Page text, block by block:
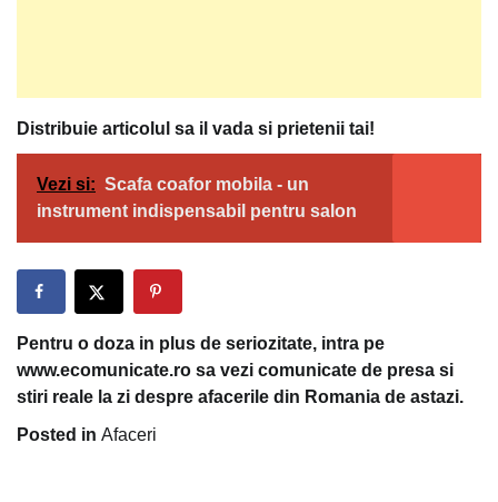
Distribuie articolul sa il vada si prietenii tai!
Vezi si: Scafa coafor mobila - un
instrument indispensabil pentru salon
Pentru o doza in plus de seriozitate, intra pe
www.ecomunicate.ro sa vezi comunicate de presa si
stiri reale la zi despre afacerile din Romania de astazi.
Posted in Afaceri